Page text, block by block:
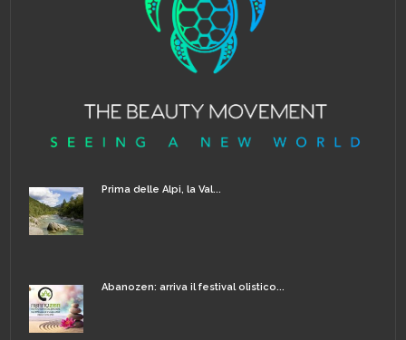
Prima delle Alpi, la Val...
Abanozen: arriva il festival olistico...